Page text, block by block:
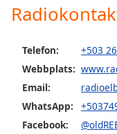
Fullscreen
modal
window.
Beginning
Telefon:
+503
Webbplats:
Email:
WhatsApp:
Facebook: